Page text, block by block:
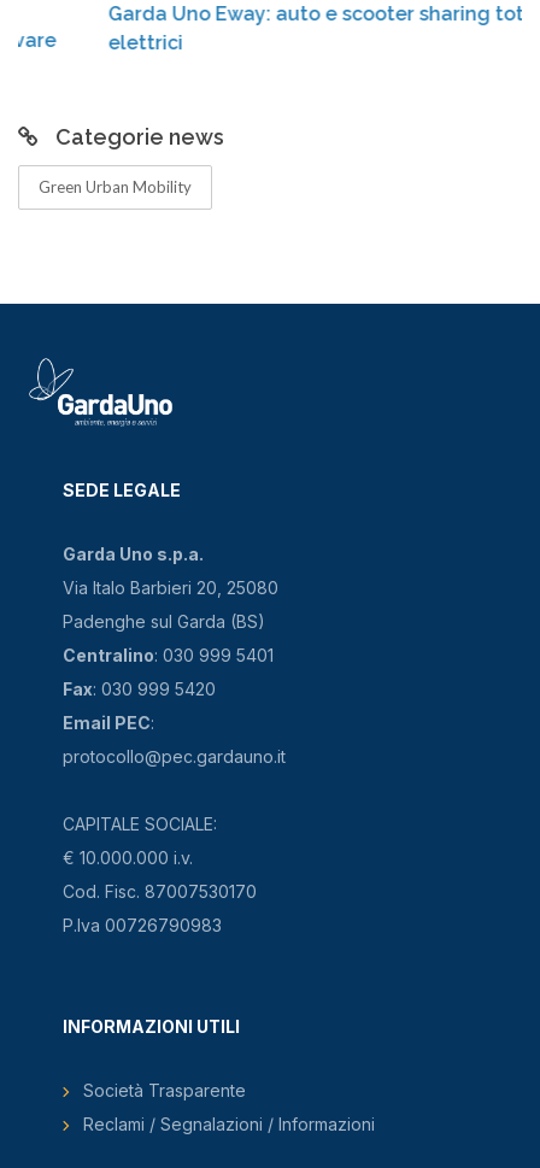
Garda Uno Eway: auto e scooter sharing
elettrici
Categorie news
Green Urban Mobility
SEDE LEGALE
Garda Uno s.p.a.
Via Italo Barbieri 20, 25080
Padenghe sul Garda (BS)
Centralino: 030 999 5401
Fax: 030 999 5420
Email PEC:
protocollo@pec.gardauno.it
CAPITALE SOCIALE:
€ 10.000.000 i.v.
Cod. Fisc. 87007530170
P.Iva 00726790983
INFORMAZIONI UTILI
Società Trasparente
Reclami / Segnalazioni / Informazioni